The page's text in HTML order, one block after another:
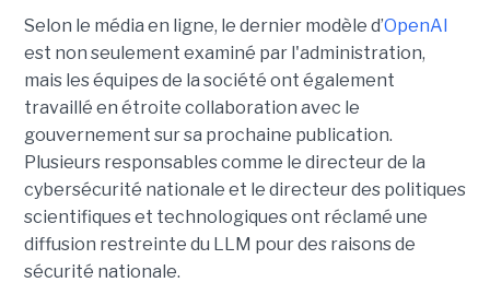
Selon le média en ligne, le dernier modèle d’OpenAI
est non seulement examiné par l'administration,
mais les équipes de la société ont également
travaillé en étroite collaboration avec le
gouvernement sur sa prochaine publication.
Plusieurs responsables comme le directeur de la
cybersécurité nationale et le directeur des politiques
scientifiques et technologiques ont réclamé une
diffusion restreinte du LLM pour des raisons de
sécurité nationale.